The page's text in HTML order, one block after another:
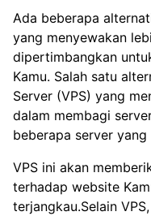
Ada beberapa
yang menyewakan
dipertimbangkan
Kamu. Salah satu
Server (VPS) yang
dalam membagi
beberapa server yang
VPS ini akan
terhadap website
terjangkau.Selain